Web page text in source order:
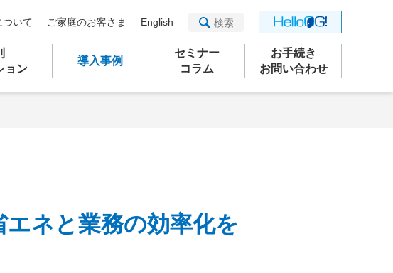
ついて ご家庭のお客さま English
ョン
導入事例
セミナー
コラム
お手続き
お問い合わせ
ネと業務の効率化を